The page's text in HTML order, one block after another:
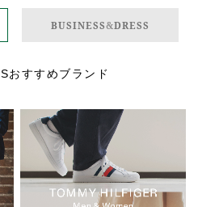
BUSINESS&DRESS
おすすめブランド